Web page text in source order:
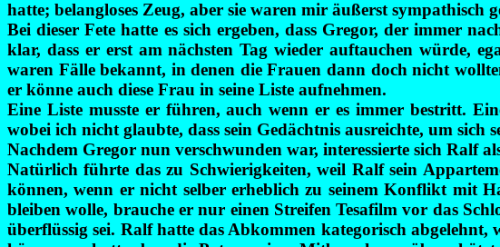
hatte; belangloses Zeug, aber sie waren mir äußerst sympathisch
Bei dieser Fete hatte es sich ergeben, dass Gregor, der immer
klar, dass er erst am nächsten Tag wieder auftauchen würde,
waren Fälle bekannt, in denen die Frauen dann doch nicht
er könne auch diese Frau in seine Liste aufnehmen.
Eine Liste musste er führen, auch wenn er es immer bestritt.
wobei ich nicht glaubte, dass sein Gedächtnis ausreichte, um sich
Nachdem Gregor nun verschwunden war, interessierte sich Ralf
Natürlich führte das zu Schwierigkeiten, weil Ralf sein
können, wenn er nicht selber erheblich zu seinem Konflikt mit
bleiben wolle, brauche er nur einen Streifen Tesafilm vor das
überflüssig sei. Ralf hatte das Abkommen kategorisch